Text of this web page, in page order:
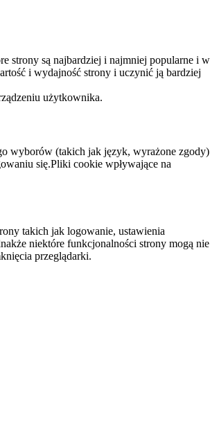
strony są najbardziej i najmniej popularne i w
i wydajność strony i uczynić ją bardziej
użytkownika.
wyborów (takich jak język, wyrażone zgody)
się.Pliki cookie wpływające na
takich jak logowanie, ustawienia
niektóre funkcjonalności strony mogą nie
przeglądarki.